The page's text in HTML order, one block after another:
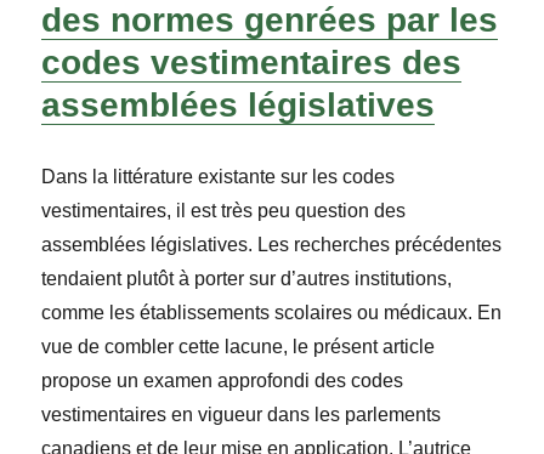
des normes genrées par les
codes vestimentaires des
assemblées législatives
Dans la littérature existante sur les codes
vestimentaires, il est très peu question des
assemblées législatives. Les recherches précédentes
tendaient plutôt à porter sur d’autres institutions,
comme les établissements scolaires ou médicaux. En
vue de combler cette lacune, le présent article
propose un examen approfondi des codes
vestimentaires en vigueur dans les parlements
canadiens et de leur mise en application. L’autrice